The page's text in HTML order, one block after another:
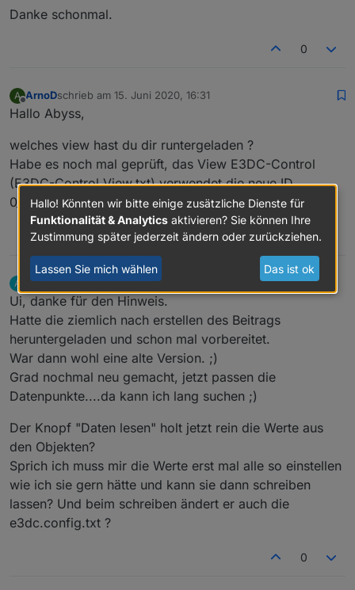
"it"
"keine" : 0,
"nein"
"leicht" : 1,
"ja" : 1,
"mäßig" : 2,
"m&auml;&szlig;ig" : 2,
"stark" : 3,
}
const timeObjs = [{
id: '00Uhr',
    name:
'0 Uhr',
    search:
'0|'
id: '03Uhr',
    name:
'3 Uhr' ,
    search:
'3|',
},{
    name:
'6 Uhr' ,
    search:
},{
id: '09Uhr',
    name:
'9 Uhr',
},{
Danke schonmal.
0
A
Offline
ArnoDschrieb am 15. Juni 2020, 16:31
zuletzt editiert von
Hallo Abyss,
welches view hast du dir runtergeladen ?
Habe es noch mal geprüft, das View E3DC-Control
(E3DC-Control View.txt) verwendet die neue ID
0_userdata.0.E3DC-Control.
0
A
Offline
Abyssschrieb am15. Juni 2020, 18:10
zuletzt editiert von
Ui, danke für den Hinweis.
Hatte die ziemlich nach erstellen des Beitrags
heruntergeladen und schon mal vorbereitet.
War dann wohl eine alte Version. ;)
Grad nochmal neu gemacht, jetzt passen die
Datenpunkte....da kann ich lang suchen ;)
Der Knopf "Daten lesen" holt jetzt rein die Werte aus
den Objekten?
Sprich ich muss mir die Werte erst mal alle so einstellen
wie ich sie gern hätte und kann sie dann schreiben
lassen? Und beim schreiben ändert er auch die
e3dc.config.txt ?
0
Hallo! Könnten wir bitte einige zusätzliche Dienste für
Funktionalität & Analytics aktivieren? Sie können Ihre
Zustimmung später jederzeit ändern oder zurückziehen.
Lassen Sie mich wählen Das ist ok